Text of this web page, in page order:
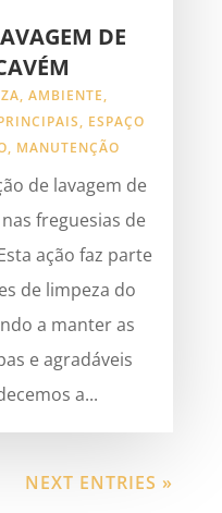
DE
, AMBIENTE,
, ESPAÇO
, MANUTENÇÃO
de lavagem de
freguesias de
ação faz parte
de limpeza do
a manter as
e agradáveis
a...
NEXT ENTRIES »